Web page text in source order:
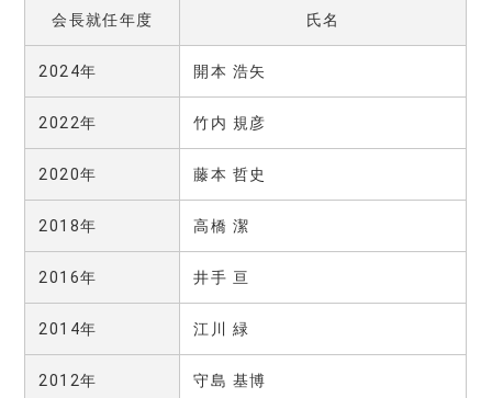
会長就任年度 氏名
2024年 開本 浩矢
2022年 竹内 規彦
2020年 藤本 哲史
2018年 高橋 潔
2016年 井手 亘
2014年 江川 緑
2012年 守島 基博